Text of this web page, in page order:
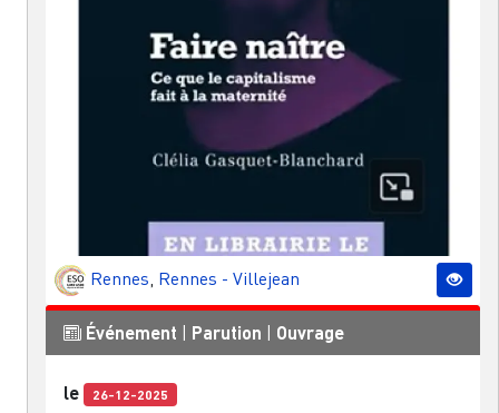
Rennes, Rennes - Villejean
Événement Parution Ouvrage
le 26-12-2025